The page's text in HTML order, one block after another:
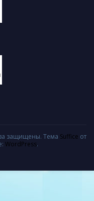
защищены. Тема Suffice от
WordPress.